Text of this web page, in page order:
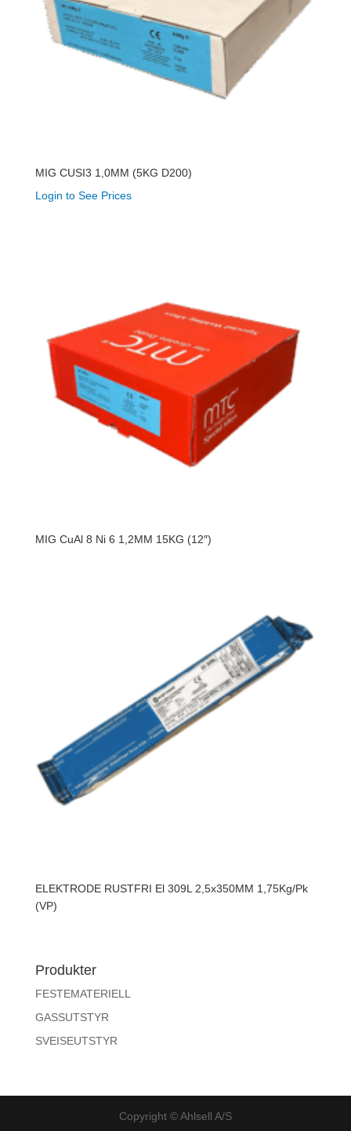
MIG CUSI3 1,0MM (5KG D200)
Login to See Prices
MIG CuAl 8 Ni 6 1,2MM 15KG (12″)
ELEKTRODE RUSTFRI El 309L 2,5x350MM 1,75Kg/Pk
(VP)
Produkter
FESTEMATERIELL
GASSUTSTYR
SVEISEUTSTYR
Copyright © Ahlsell A/S